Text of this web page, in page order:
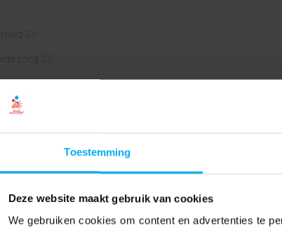
Toestemming
Deze website maakt gebruik van cookies
We gebruiken cookies om content en advertenties te
(0)
belangen
Wissen